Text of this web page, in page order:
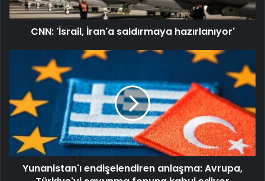
CNN: 'İsrail, İran'a saldırmaya hazırlanıyor'
Yunanistan'ı endişelendiren anlaşma: Avrupa,